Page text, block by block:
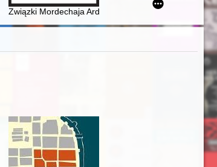
z XIX i XX wieku
Związki Mordechaja Ardona z Polską : z okazji